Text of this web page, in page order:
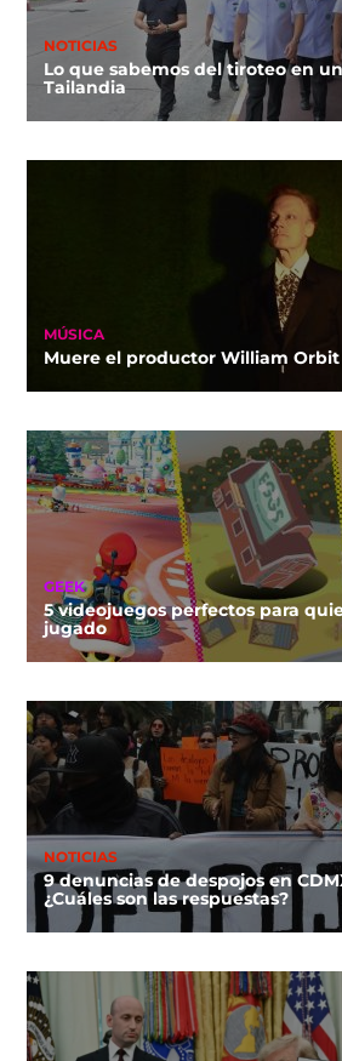
NOTICIAS
Lo que sabemos del tiroteo en
Tailandia
MÚSICA
Muere el productor William Orbit
GEEK
5 videojuegos perfectos para
jugado
NOTICIAS
9 denuncias de despojos en
¿Cuáles son las respuestas?